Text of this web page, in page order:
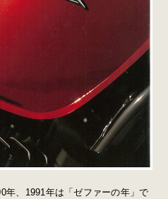
年、1991年は「ゼファーの年」で